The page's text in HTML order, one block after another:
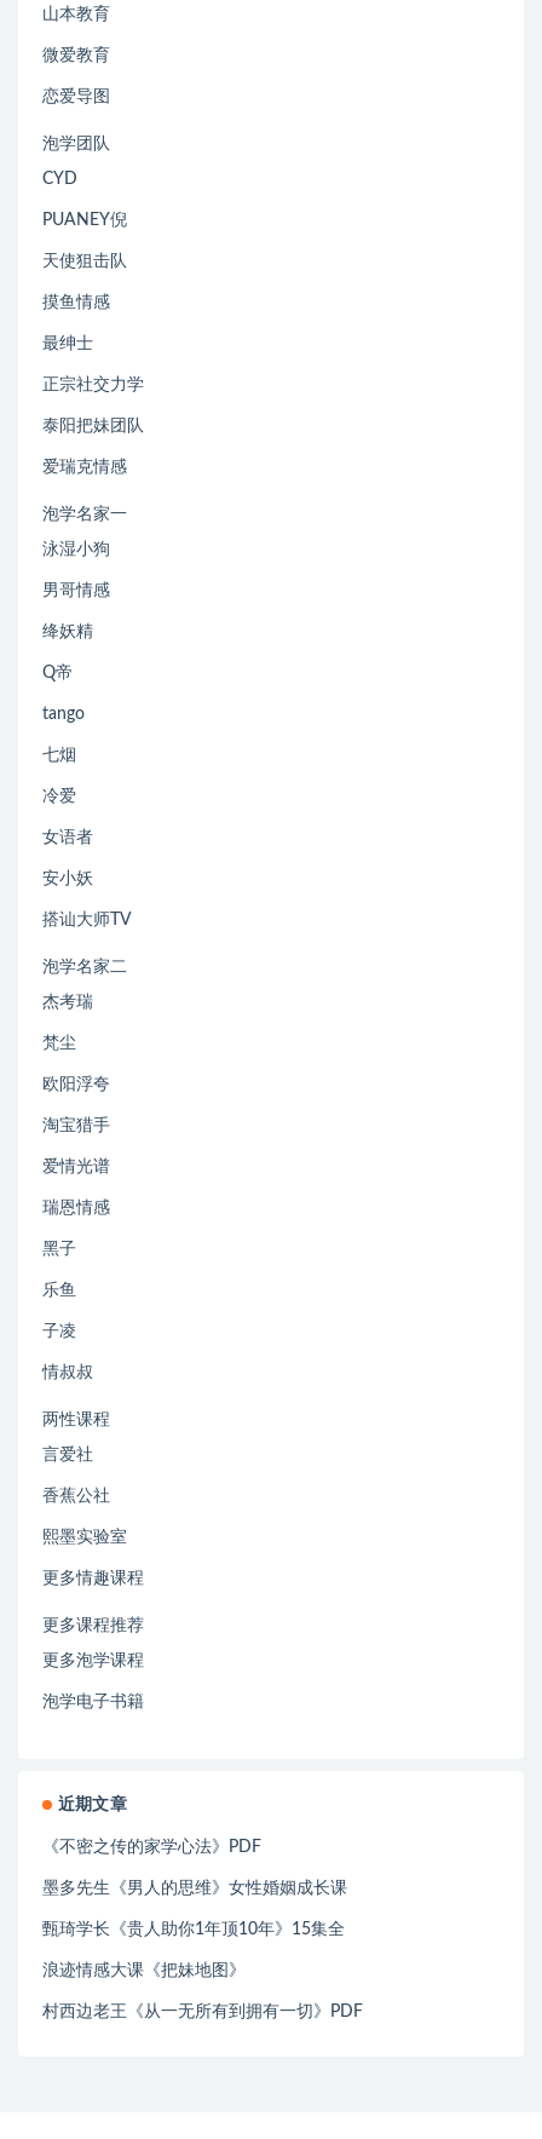
山本教育
微爱教育
恋爱导图
泡学团队
CYD
PUANEY倪
天使狙击队
摸鱼情感
最绅士
正宗社交力学
泰阳把妹团队
爱瑞克情感
泡学名家一
泳湿小狗
男哥情感
绛妖精
Q帝
tango
七烟
冷爱
女语者
安小妖
搭讪大师TV
泡学名家二
杰考瑞
梵尘
欧阳浮夸
淘宝猎手
爱情光谱
瑞恩情感
黑子
乐鱼
子凌
情叔叔
两性课程
言爱社
香蕉公社
熙墨实验室
更多情趣课程
更多课程推荐
更多泡学课程
泡学电子书籍
近期文章
《不密之传的家学心法》PDF
墨多先生《男人的思维》女性婚姻成长课
甄琦学长《贵人助你1年顶10年》15集全
浪迹情感大课《把妹地图》
村西边老王《从一无所有到拥有一切》PDF